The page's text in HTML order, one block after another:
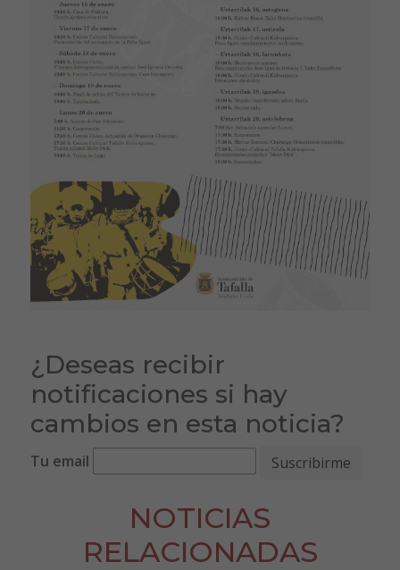
¿Deseas recibir
notificaciones si hay
cambios en esta noticia?
Tu email
NOTICIAS
RELACIONADAS